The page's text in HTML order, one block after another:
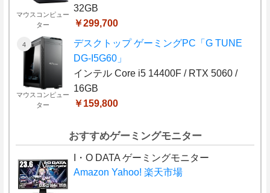
マウスコンピュー
ター
32GB
￥299,700
マウスコンピュー
ター
デスクトップ ゲーミングPC「G TUNE
DG-I5G60」
インテル Core i5 14400F / RTX 5060 /
16GB
￥159,800
おすすめゲーミングモニター
I・O DATA ゲーミングモニター
Amazon Yahoo! 楽天市場